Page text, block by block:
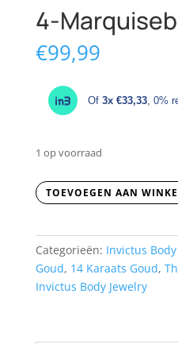
4-
€99,99
Of 3x €33,33, 0%
1 op voorraad
4-
Marquiseblad
aantal
TOEVOEGEN AAN
Categorieën: Invictus Body
Goud, 14 Karaats Goud,
Invictus Body Jewelry